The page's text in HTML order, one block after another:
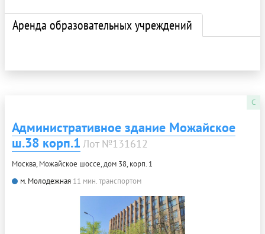
Аренда образовательных учреждений
C
Административное здание Можайское
ш.38 корп.1 Лот №131612
Москва, Можайское шоссе, дом 38, корп. 1
м. Молодежная 11 мин. транспортом